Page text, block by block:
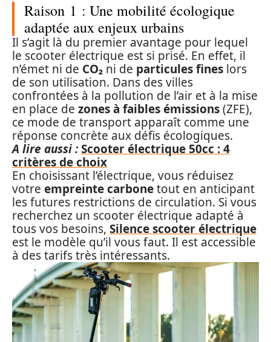
Raison 1 : Une mobilité écologique
adaptée aux enjeux urbains
Il s’agit là du premier avantage pour lequel
le scooter électrique est si prisé. En effet, il
n’émet ni de CO₂ ni de particules fines lors
de son utilisation. Dans des villes
confrontées à la pollution de l’air et à la mise
en place de zones à faibles émissions(ZFE),
ce mode de transport apparaît comme une
réponse concrète aux défis écologiques.
A lire aussi :Scooter électrique 50cc : 4
critères de choix
En choisissant l’électrique, vous réduisez
votre empreinte carbonetout en anticipant
les futures restrictions de circulation. Si vous
recherchez un scooter électrique adapté à
tous vos besoins, Silence scooter électrique
est le modèle qu’il vous faut. Il est accessible
à des tarifs très intéressants.